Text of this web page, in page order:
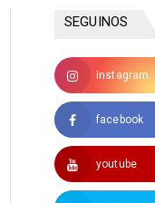
SEGUINOS
Instagram
facebook
youtube